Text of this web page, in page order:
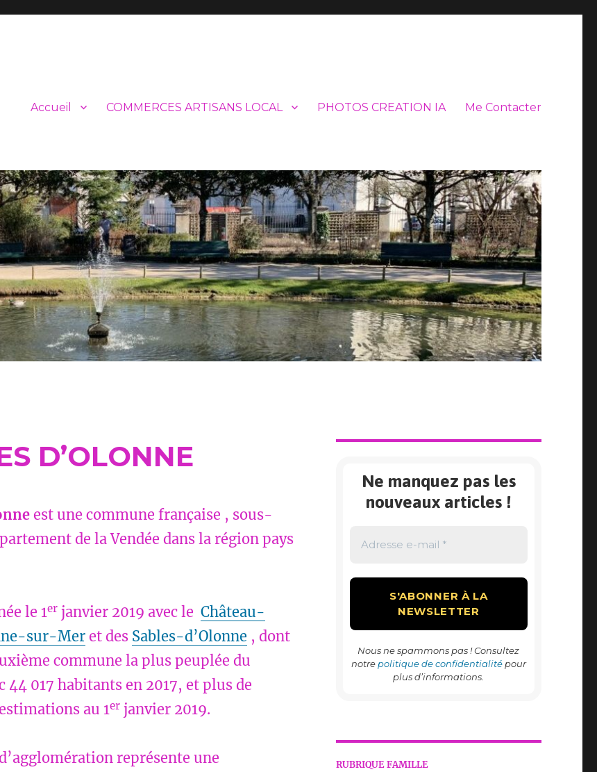
Accueil COMMERCES ARTISANS LOCAL PHOTOS CREATION IA Me Contacter
D’OLONNE
est une commune française , sous-
de la Vendée dans la région pays
le 1erjanvier 2019 avec le Château-
sur-Meret des Sables-d’Olonne , dont
commune la plus peuplée du
44 017 habitants en 2017, et plus de
au 1erjanvier 2019.
représente une
Ne manquez pas les
nouveaux articles !
Nous ne spammons pas ! Consultez
notre politique de confidentialitépour
plus d’informations.
RUBRIQUE FAMILLE